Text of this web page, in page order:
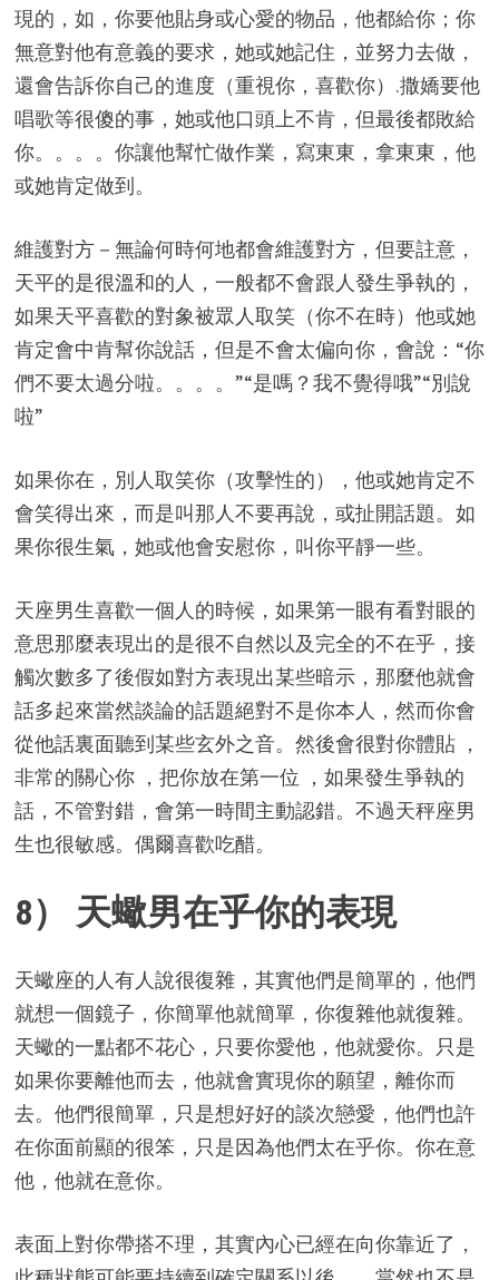
現的，如，你要他貼身或心愛的物品，他都給你；你
無意對他有意義的要求，她或她記住，並努力去做，
還會告訴你自己的進度（重視你，喜歡你）.撒嬌要他
唱歌等很傻的事，她或他口頭上不肯，但最後都敗給
你。。。。你讓他幫忙做作業，寫東東，拿東東，他
或她肯定做到。
維護對方－無論何時何地都會維護對方，但要註意，
天平的是很溫和的人，一般都不會跟人發生爭執的，
如果天平喜歡的對象被眾人取笑（你不在時）他或她
肯定會中肯幫你說話，但是不會太偏向你，會說：“你
們不要太過分啦。。。。”“是嗎？我不覺得哦”“別說
啦”
如果你在，別人取笑你（攻擊性的），他或她肯定不
會笑得出來，而是叫那人不要再說，或扯開話題。如
果你很生氣，她或他會安慰你，叫你平靜一些。
天座男生喜歡一個人的時候，如果第一眼有看對眼的
意思那麼表現出的是很不自然以及完全的不在乎，接
觸次數多了後假如對方表現出某些暗示，那麼他就會
話多起來當然談論的話題絕對不是你本人，然而你會
從他話裏面聽到某些玄外之音。然後會很對你體貼 ，
非常的關心你 ，把你放在第一位 ，如果發生爭執的
話，不管對錯，會第一時間主動認錯。不過天秤座男
生也很敏感。偶爾喜歡吃醋。
8） 天蠍男在乎你的表現
天蠍座的人有人說很復雜，其實他們是簡單的，他們
就想一個鏡子，你簡單他就簡單，你復雜他就復雜。
天蠍的一點都不花心，只要你愛他，他就愛你。只是
如果你要離他而去，他就會實現你的願望，離你而
去。他們很簡單，只是想好好的談次戀愛，他們也許
在你面前顯的很笨，只是因為他們太在乎你。你在意
他，他就在意你。
表面上對你帶搭不理，其實內心已經在向你靠近了，